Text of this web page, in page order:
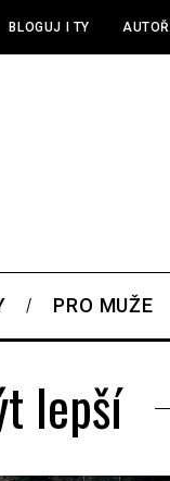
BLOGUJ I TY AUTOŘI
PRO MUŽE
lepší